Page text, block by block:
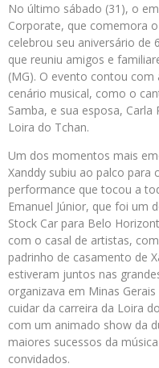
No último sábado (31), o
Corporate, que comemora
celebrou seu aniversário
que reuniu amigos e
(MG). O evento contou
cenário musical, como o
Samba, e sua esposa,
Loira do Tchan.
Um dos momentos mais
Xanddy subiu ao palco para
performance que tocou a
Emanuel Júnior, que foi um
Stock Car para Belo
com o casal de artistas,
padrinho de casamento de
estiveram juntos nas
organizava em Minas
cuidar da carreira da Loira
com um animado show da
maiores sucessos da
convidados.